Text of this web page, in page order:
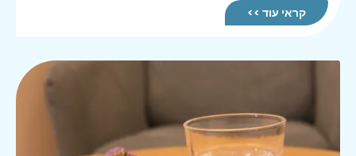
קראי עוד >>